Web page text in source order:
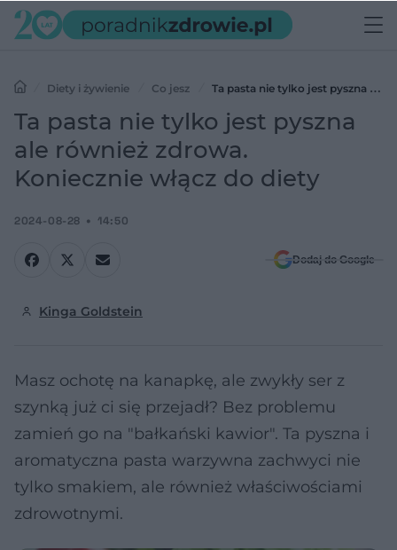
Diety i żywienie Co jesz
Ta pasta nie tylko jest pyszna ale
również zdrowa. Koniecznie włącz do diety
Ta pasta nie tylko jest pyszna
ale również zdrowa.
Koniecznie włącz do diety
2024-08-28 14:50
Dodaj do Google
Kinga Goldstein
Masz ochotę na kanapkę, ale zwykły ser z
szynką już ci się przejadł? Bez problemu
zamień go na "bałkański kawior". Ta pyszna i
aromatyczna pasta warzywna zachwyci nie
tylko smakiem, ale również właściwościami
zdrowotnymi.